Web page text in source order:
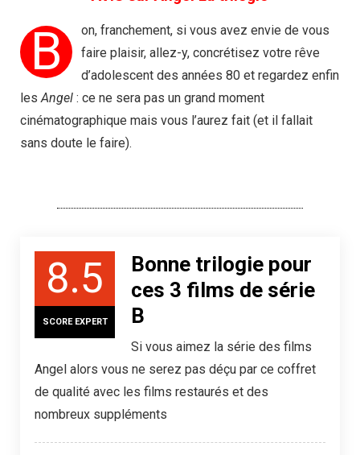
B
on, franchement, si vous avez envie de vous
faire plaisir, allez-y, concrétisez votre rêve
d’adolescent des années 80 et regardez enfin
lesAngel : ce ne sera pas un grand moment
cinématographique mais vous l’aurez fait (et il fallait
sans doute le faire).
8.5
SCORE EXPERT
Bonne trilogie pour
ces 3 films de série
B
Si vous aimez la série des films
Angel alors vous ne serez pas déçu par ce coffret
de qualité avec les films restaurés et des
nombreux suppléments